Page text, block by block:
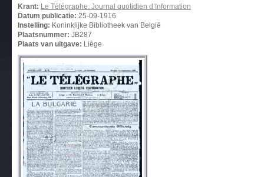
Krant: Le Télégraphe. Journal quotidien d’Information
Datum publicatie: 25-09-1916
Instelling: Koninklijke Bibliotheek van België
Plaatsnummer: JB287
Plaats van uitgave: Liège